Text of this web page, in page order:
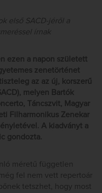
első SACD-jéről a
írnak
ezen a napon született
zenetörténet
az az új, korszerű
melyen Bartók
Táncszvit, Magyar
Filharmonikus Zenekar
A kiadványt a
gondozta.
méretű független
fel nem vett repertoár
tetszhet, hogy most